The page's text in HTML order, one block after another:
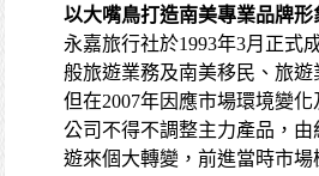
以大嘴鳥打造南美專業品牌形
永嘉旅行社於1993年3月正式
般旅遊業務及南美移民、旅遊
但在2007年因應市場環境變化
公司不得不調整主力產品，
遊來個大轉變，前進當時市場